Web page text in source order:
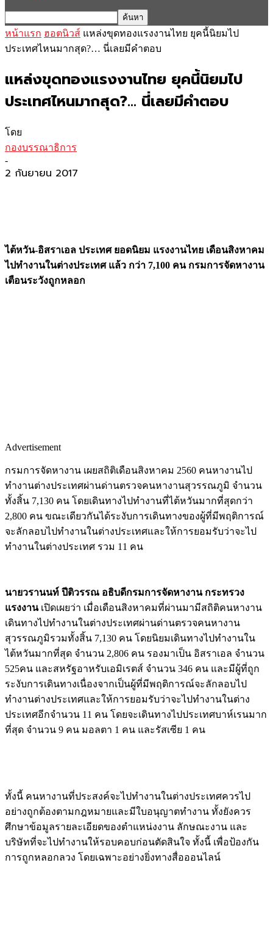
หน้าแรก ฮอตนิวส์ แหล่งขุดทองแรงงานไทย ยุคนี้นิยมไป
ประเทศไหนมากสุด?… นี่เลยมีคำตอบ
แหล่งขุดทองแรงงานไทย ยุคนี้นิยมไป
ประเทศไหนมากสุด?… นี่เลยมีคำตอบ
โดย
กองบรรณาธิการ
-
2 กันยายน 2017
ไต้หวัน-อิสราเอล ประเทศ ยอดนิยม แรงงานไทย เดือนสิงหาคม
ไปทำงานในต่างประเทศ แล้ว กว่า 7,100 คน กรมการจัดหางาน
เตือนระวังถูกหลอก
Advertisement
กรมการจัดหางาน เผยสถิติเดือนสิงหาคม 2560 คนหางานไป
ทำงานต่างประเทศผ่านด่านตรวจคนหางานสุวรรณภูมิ จำนวน
ทั้งสิ้น 7,130 คน โดยเดินทางไปทำงานที่ไต้หวันมากที่สุดกว่า
2,800 คน ขณะเดียวกันได้ระงับการเดินทางของผู้ที่มีพฤติการณ์
จะลักลอบไปทำงานในต่างประเทศและให้การยอมรับว่าจะไป
ทำงานในต่างประเทศ รวม 11 คน
นายวรานนท์ ปีติวรรณ อธิบดีกรมการจัดหางาน กระทรวง
แรงงานเปิดเผยว่า เมื่อเดือนสิงหาคมที่ผ่านมามีสถิติคนหางาน
เดินทางไปทำงานในต่างประเทศผ่านด่านตรวจคนหางาน
สุวรรณภูมิรวมทั้งสิ้น 7,130 คน โดยนิยมเดินทางไปทำงานใน
ไต้หวันมากที่สุด จำนวน 2,806 คน รองมาเป็น อิสราเอล จำนวน
525คน และสหรัฐอาหรับเอมิเรตส์ จำนวน 346 คน และมีผู้ที่ถูก
ระงับการเดินทางเนื่องจากเป็นผู้ที่มีพฤติการณ์จะลักลอบไป
ทำงานต่างประเทศและให้การยอมรับว่าจะไปทำงานในต่าง
ประเทศอีกจำนวน 11 คน โดยจะเดินทางไปประเทศบาห์เรนมาก
ที่สุด จำนวน 9 คน มอลตา 1 คน และรัสเซีย 1 คน
ทั้งนี้ คนหางานที่ประสงค์จะไปทำงานในต่างประเทศควรไป
อย่างถูกต้องตามกฎหมายและมีใบอนุญาตทำงาน ทั้งยังควร
ศึกษาข้อมูลรายละเอียดของตำแหน่งงาน ลักษณะงาน และ
บริษัทที่จะไปทำงานให้รอบคอบก่อนตัดสินใจ ทั้งนี้ เพื่อป้องกัน
การถูกหลอกลวง โดยเฉพาะอย่างยิ่งทางสื่อออนไลน์